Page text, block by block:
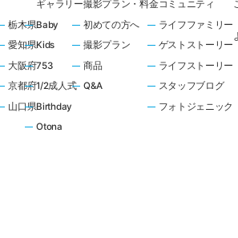
栃木県
愛知県
大阪府
京都府
山口県
ギャラリー
Baby
Kids
753
1/2成人式
Birthday
Otona
撮影プラン・料金
初めての方へ
撮影プラン
商品
Q&A
コミュニティ
ライフファミリー
ゲストストーリー
ライフストーリー
スタッフブログ
フォトジェニック